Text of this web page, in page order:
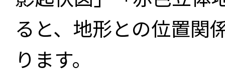
ると、地形との位置関
ります。